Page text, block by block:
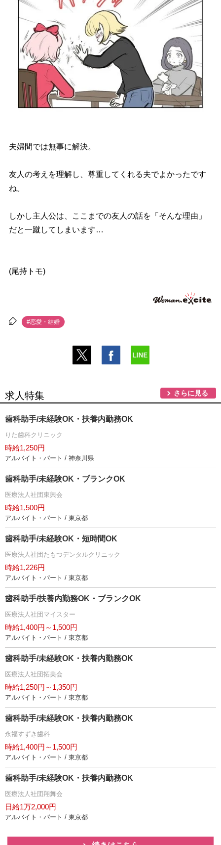
夫婦間では無事に解決。
友人の考えを理解し、尊重してくれる夫でよかったです
ね。
しかし主人公は、ここまでの友人の話を「そんな理由」
だと一蹴してしまいます…
(尾持トモ)
#恋愛・結婚
求人特集 さらに見る
歯科助手/未経験OK・扶養内勤務OK
りた歯科クリニック
時給1,250円
アルバイト・パート / 神奈川県
歯科助手/未経験OK・ブランクOK
医療法人社団東興会
時給1,500円
アルバイト・パート / 東京都
歯科助手/未経験OK・短時間OK
医療法人社団たもつデンタルクリニック
時給1,226円
アルバイト・パート / 東京都
歯科助手/扶養内勤務OK・ブランクOK
医療法人社団マイスター
時給1,400円～1,500円
アルバイト・パート / 東京都
歯科助手/未経験OK・扶養内勤務OK
医療法人社団拓美会
時給1,250円～1,350円
アルバイト・パート / 東京都
歯科助手/未経験OK・扶養内勤務OK
永福すずき歯科
時給1,400円～1,500円
アルバイト・パート / 東京都
歯科助手/未経験OK・扶養内勤務OK
医療法人社団翔舞会
日給1万2,000円
アルバイト・パート / 東京都